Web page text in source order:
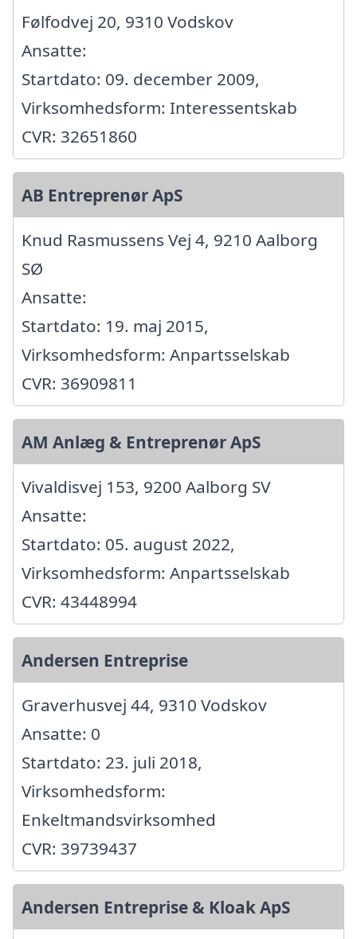
Følfodvej 20, 9310 Vodskov
Ansatte:
Startdato: 09. december 2009,
Virksomhedsform: Interessentskab
CVR: 32651860
AB Entreprenør ApS
Knud Rasmussens Vej 4, 9210 Aalborg
SØ
Ansatte:
Startdato: 19. maj 2015,
Virksomhedsform: Anpartsselskab
CVR: 36909811
AM Anlæg & Entreprenør ApS
Vivaldisvej 153, 9200 Aalborg SV
Ansatte:
Startdato: 05. august 2022,
Virksomhedsform: Anpartsselskab
CVR: 43448994
Andersen Entreprise
Graverhusvej 44, 9310 Vodskov
Ansatte: 0
Startdato: 23. juli 2018,
Virksomhedsform:
Enkeltmandsvirksomhed
CVR: 39739437
Andersen Entreprise & Kloak ApS